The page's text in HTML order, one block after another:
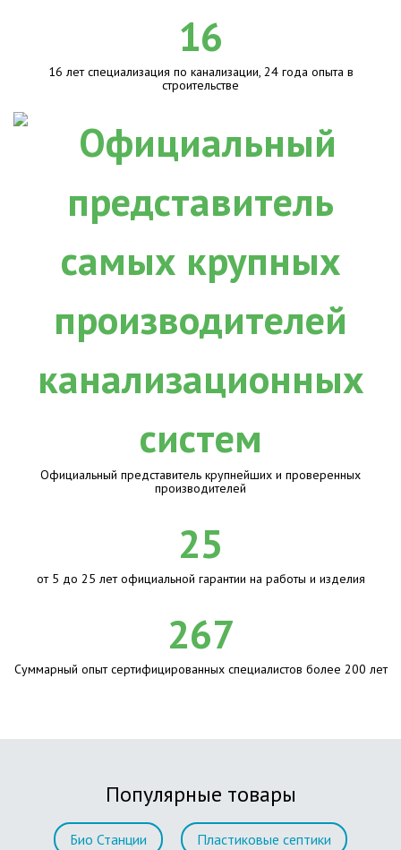
16
16 лет специализация по канализации, 24 года опыта в
строительстве
Официальный представитель крупнейших и проверенных
производителей
25
от 5 до 25 лет официальной гарантии на работы и изделия
267
Суммарный опыт сертифицированных специалистов более 200 лет
Популярные товары
Био Станции Пластиковые септики